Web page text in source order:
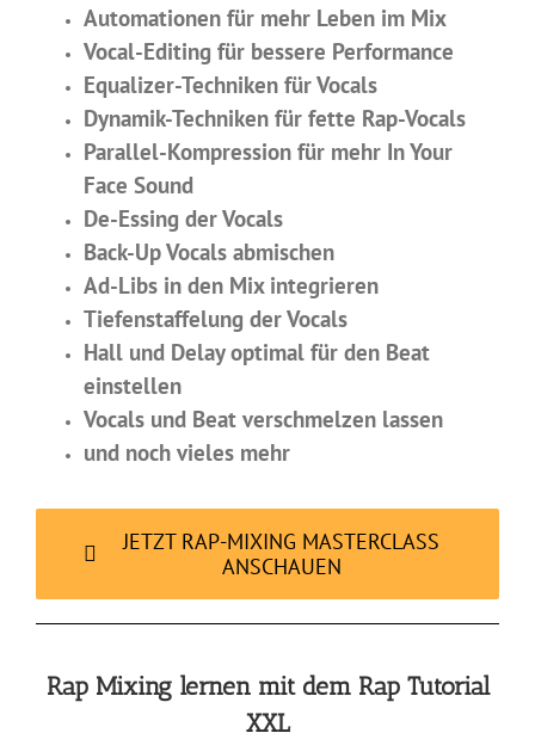
Automationen für mehr Leben im Mix
Vocal-Editing für bessere Performance
Equalizer-Techniken für Vocals
Dynamik-Techniken für fette Rap-Vocals
Parallel-Kompression für mehr In Your
Face Sound
De-Essing der Vocals
Back-Up Vocals abmischen
Ad-Libs in den Mix integrieren
Tiefenstaffelung der Vocals
Hall und Delay optimal für den Beat
einstellen
Vocals und Beat verschmelzen lassen
und noch vieles mehr
JETZT RAP-MIXING MASTERCLASS
ANSCHAUEN
Rap Mixing lernen mit dem Rap Tutorial
XXL